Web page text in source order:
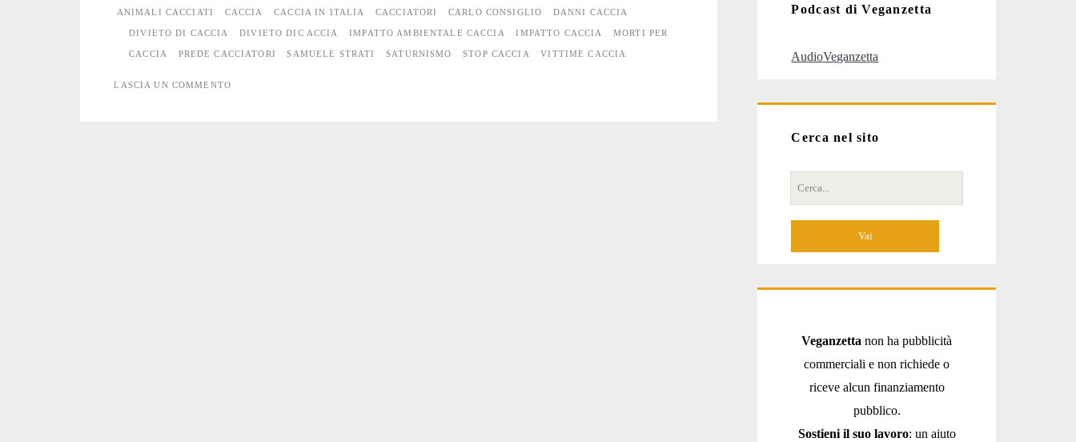
cacciatore?
ANIMALI CACCIATI CACCIA CACCIA IN ITALIA CACCIATORI CARLO CONSIGLIO DANNI CACCIA
DIVIETO DI CACCIA DIVIETO DIC ACCIA IMPATTO AMBIENTALE CACCIA IMPATTO CACCIA MORTI PER
CACCIA PREDE CACCIATORI SAMUELE STRATI SATURNISMO STOP CACCIA VITTIME CACCIA
LASCIA UN COMMENTO
Podcast di Veganzetta
AudioVeganzetta
Cerca nel sito
Cerca
per:
Veganzetta non ha pubblicità
commerciali e non richiede o
riceve alcun finanziamento
pubblico.
Sostieni il suo lavoro: un aiuto